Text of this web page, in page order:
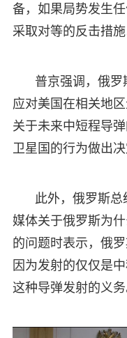
备，如果局势发生
采取对等的反击措
普京强调，俄
应对美国在相关地
关于未来中短程导
卫星国的行为做出决
此外，俄罗斯
媒体关于俄罗斯为
的问题时表示，俄
因为发射的仅仅是
这种导弹发射的义务